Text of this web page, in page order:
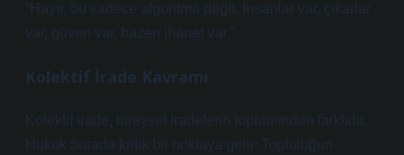
“Hayır, bu sadece algoritma değil. İnsanlar var, çıkarlar
var, güven var, bazen ihanet var.”
Kolektif İrade Kavramı
Kolektif irade, bireysel iradelerin toplamından farklıdır.
Hukuk burada kritik bir noktaya gelir: Topluluğun